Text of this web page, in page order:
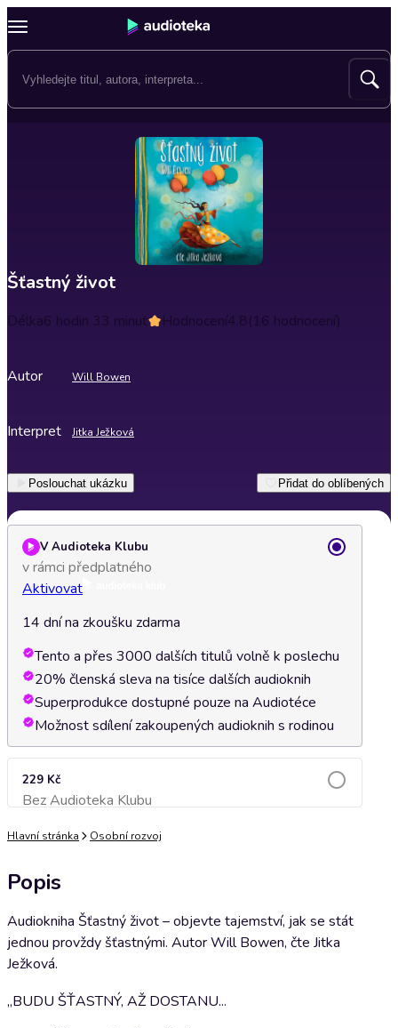
Šťastný život
Délka6 hodin 33 minut Hodnocení4.8(16 hodnocení)
Autor Will Bowen
Interpret Jitka Ježková
Poslouchat ukázku Přidat do oblíbených
V Audioteka Klubu
v rámci předplatného
Aktivovat
14 dní na zkoušku zdarma
Tento a přes 3000 dalších titulů volně k poslechu
20% členská sleva na tisíce dalších audioknih
Superprodukce dostupné pouze na Audiotéce
Možnost sdílení zakoupených audioknih s rodinou
229 Kč
Bez Audioteka KlubuPřidat do košíku
Hlavní stránka Osobní rozvoj
Popis
Audiokniha Šťastný život – objevte tajemství, jak se stát
jednou provždy šťastnými. Autor Will Bowen, čte Jitka
Ježková.
„BUDU ŠŤASTNÝ, AŽ DOSTANU...